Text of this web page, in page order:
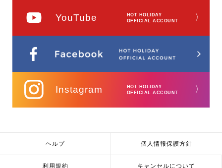
YouTube
HOT HOLIDAY
OFFICIAL ACCOUNT
〉
Instagram
HOT HOLIDAY
OFFICIAL ACCOUNT
〉
ヘルプ 個人情報保護方針
利用規約 キャンセルについて